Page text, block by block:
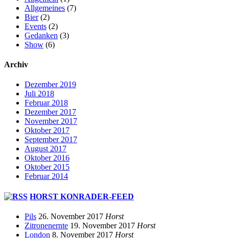
Allgemeines (7)
Bier(2)
Events (2)
Gedanken (3)
Show (6)
Archiv
Dezember 2019
Juli 2018
Februar 2018
Dezember 2017
November 2017
Oktober 2017
September 2017
August 2017
Oktober 2016
Oktober 2015
Februar 2014
HORST KONRADER-FEED
Pils 26. November 2017 Horst
Zitronenernte 19. November 2017 Horst
London 8. November 2017 Horst